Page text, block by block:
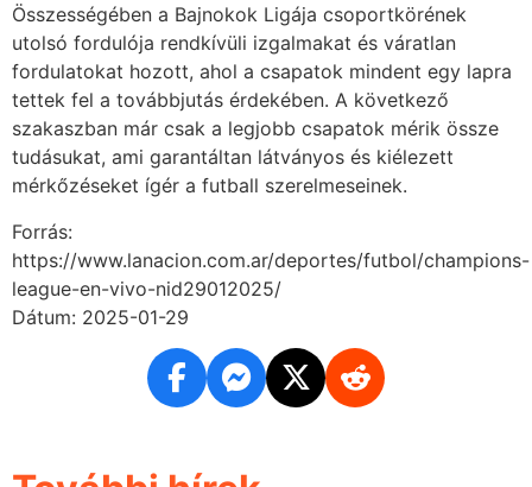
Összességében a Bajnokok Ligája csoportkörének
utolsó fordulója rendkívüli izgalmakat és váratlan
fordulatokat hozott, ahol a csapatok mindent egy lapra
tettek fel a továbbjutás érdekében. A következő
szakaszban már csak a legjobb csapatok mérik össze
tudásukat, ami garantáltan látványos és kiélezett
mérkőzéseket ígér a futball szerelmeseinek.
Forrás:
https://www.lanacion.com.ar/deportes/futbol/champions-
league-en-vivo-nid29012025/
Dátum: 2025-01-29